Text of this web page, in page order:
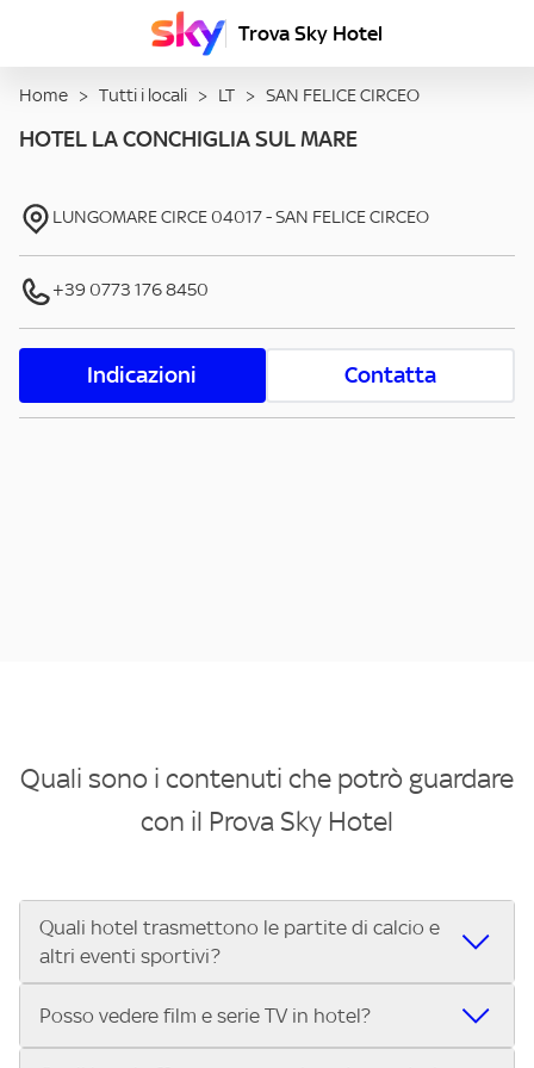
Trova Sky Hotel
Home > Tutti i locali > LT > SAN FELICE CIRCEO
HOTEL LA CONCHIGLIA SUL MARE
LUNGOMARE CIRCE 04017-SAN FELICE CIRCEO
+39 0773 176 8450
Indicazioni Contatta
Quali sono i contenuti che potrò guardare
con il Prova Sky Hotel
Quali hotel trasmettono le partite di calcio e
altri eventi sportivi?
Se cerchi un hotel dove poter vedere le partite di Serie A,
Posso vedere film e serie TV in hotel?